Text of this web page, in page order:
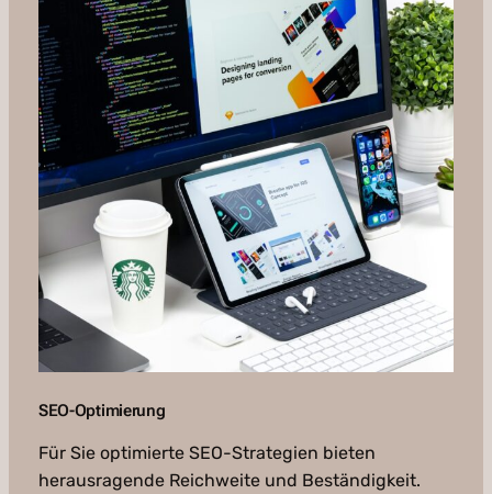
SEO-Optimierung
Für Sie optimierte SEO-Strategien bieten
herausragende Reichweite und Beständigkeit.